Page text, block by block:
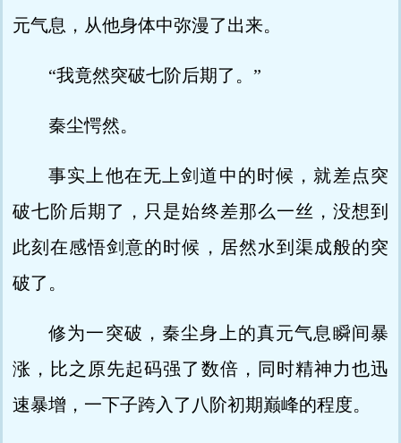
元气息，从他身体中弥漫了出来。
“我竟然突破七阶后期了。”
秦尘愕然。
事实上他在无上剑道中的时候，就差点突
破七阶后期了，只是始终差那么一丝，没想到
此刻在感悟剑意的时候，居然水到渠成般的突
破了。
修为一突破，秦尘身上的真元气息瞬间暴
涨，比之原先起码强了数倍，同时精神力也迅
速暴增，一下子跨入了八阶初期巅峰的程度。